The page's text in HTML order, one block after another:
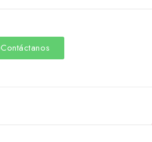
Contáctanos